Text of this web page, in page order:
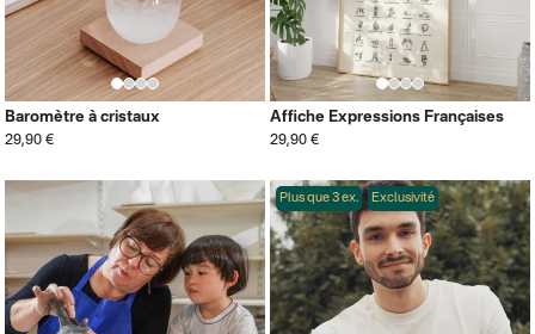
Baromètre à cristaux
29,90 €
Affiche Expressions Françaises
29,90 €
Plus que 3 ex. Exclusivité